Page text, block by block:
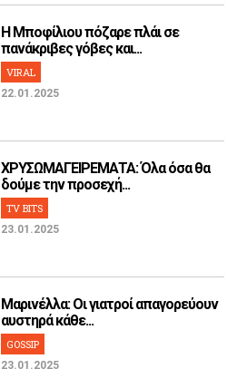
H Μποφίλιου πόζαρε πλάι σε
πανάκριβες γόβες και...
VIRAL
22.01.2025
ΧΡΥΣΩΜΑΓΕΙΡΕΜΑΤΑ: Όλα όσα θα
δούμε την προσεχή...
TV BITS
23.01.2025
Μαρινέλλα: Οι γιατροί απαγορεύουν
αυστηρά κάθε...
GOSSIP
23.01.2025